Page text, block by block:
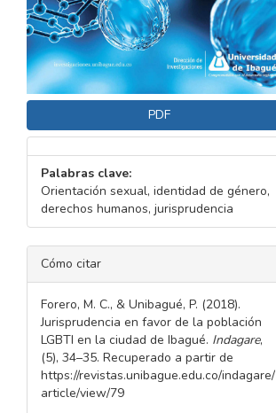
PDF
Palabras clave:
Orientación sexual, identidad de género,
derechos humanos, jurisprudencia
DETALLES
DEL
ARTÍCULO
Cómo citar
Forero, M. C., & Unibagué, P. (2018).
Jurisprudencia en favor de la población
LGBTI en la ciudad de Ibagué. Indagare,
(5), 34–35. Recuperado a partir de
https://revistas.unibague.edu.co/indagare/
article/view/79